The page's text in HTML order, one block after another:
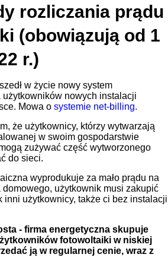
rozliczania prądu
(obowiązują od 1
r.)
w życie nowy system
nowych instalacji
Mowa o systemie net-billing.
że użytkownicy, którzy wytwarzają
w swoim gospodarstwie
zużywać część wytworzonego
do sieci.
wyprodukuje za mało prądu na
użytkownik musi zakupić
inni użytkownicy, także ci bez instalacji
- firma energetyczna skupuje
fotowoltaiki w niskiej
ją w regularnej cenie, wraz z